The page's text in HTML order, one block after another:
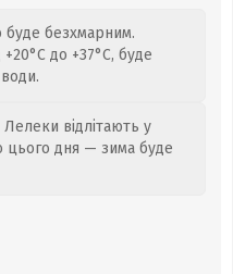
буде безхмарним.
до +37°C, буде
відлітають у
цього дня — зима буде